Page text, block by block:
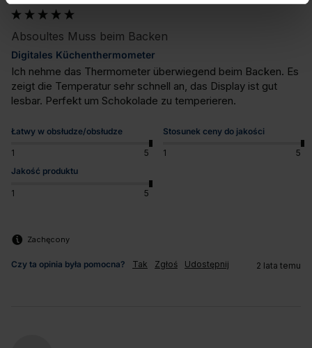
Absoultes Muss beim Backen
Digitales Küchenthermometer
Ich nehme das Thermometer überwiegend beim Backen. Es
zeigt die Temperatur sehr schnell an, das Display ist gut
lesbar. Perfekt um Schokolade zu temperieren.
Łatwy w obsłudze/obsłudze
1 5
Stosunek ceny do jakości
1
5
Jakość produktu
1 5
Zachęcony
Czy ta opinia była pomocna? Tak Zgłoś Udostępnij 2 lata temu